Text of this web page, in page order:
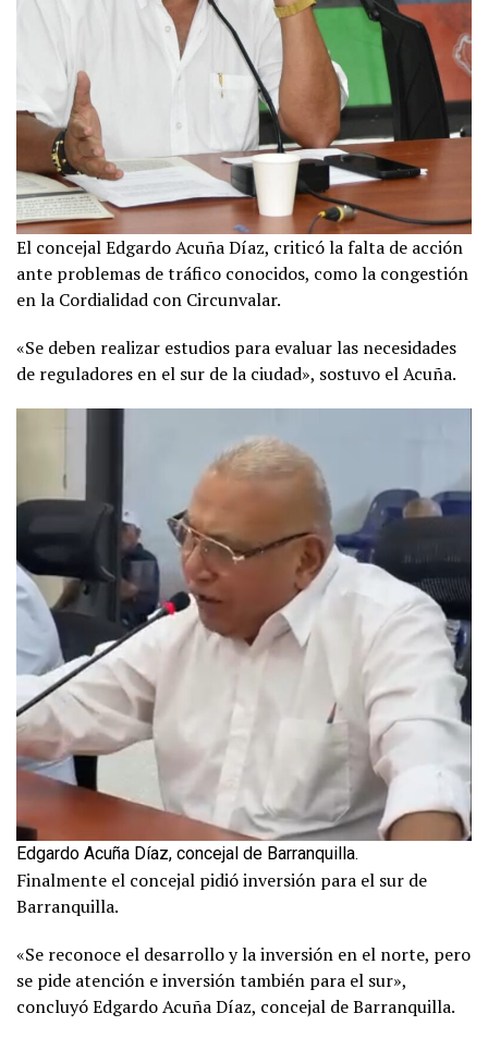
El concejal Edgardo Acuña Díaz, criticó la falta de acción
ante problemas de tráfico conocidos, como la congestión
en la Cordialidad con Circunvalar.
«Se deben realizar estudios para evaluar las necesidades
de reguladores en el sur de la ciudad», sostuvo el Acuña.
Edgardo Acuña Díaz, concejal de Barranquilla.
Finalmente el concejal pidió inversión para el sur de
Barranquilla.
«Se reconoce el desarrollo y la inversión en el norte, pero
se pide atención e inversión también para el sur»,
concluyó Edgardo Acuña Díaz, concejal de Barranquilla.